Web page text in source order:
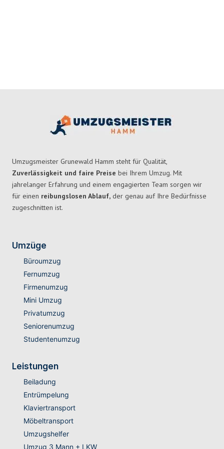
Umzugsmeister Grunewald Hamm steht für Qualität,
Zuverlässigkeit und faire Preise bei Ihrem Umzug. Mit
jahrelanger Erfahrung und einem engagierten Team sorgen wir
für einen reibungslosen Ablauf, der genau auf Ihre Bedürfnisse
zugeschnitten ist.
Umzüge
Büroumzug
Fernumzug
Firmenumzug
Mini Umzug
Privatumzug
Seniorenumzug
Studentenumzug
Leistungen
Beiladung
Entrümpelung
Klaviertransport
Möbeltransport
Umzugshelfer
Umzug 3 Mann + LKW